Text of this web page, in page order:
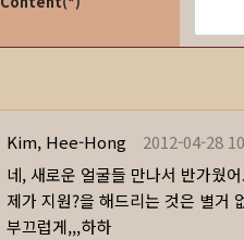
Kim, Hee-Hong
2012-04-28
네, 새로운 얼굴들 만나서 반가웠
제가 지원?을 해드리는 것은 별거
부끄럽게,,,하하